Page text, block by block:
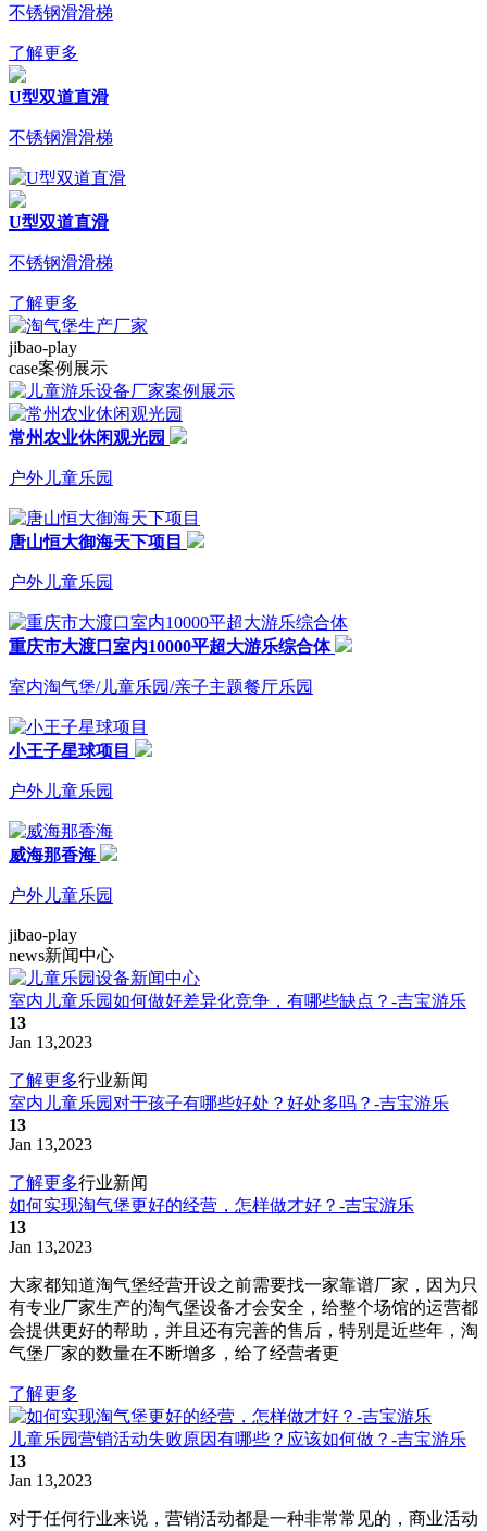
不锈钢滑滑梯
了解更多
U型双道直滑
不锈钢滑滑梯
U型双道直滑
不锈钢滑滑梯
了解更多
jibao-play
case案例展示
常州农业休闲观光园
户外儿童乐园
唐山恒大御海天下项目
户外儿童乐园
重庆市大渡口室内10000平超大游乐综合体
室内淘气堡/儿童乐园/亲子主题餐厅乐园
小王子星球项目
户外儿童乐园
威海那香海
户外儿童乐园
jibao-play
news新闻中心
室内儿童乐园如何做好差异化竞争，有哪些缺点？-吉宝游乐
13
Jan 13,2023
了解更多行业新闻
室内儿童乐园对于孩子有哪些好处？好处多吗？-吉宝游乐
13
Jan 13,2023
了解更多行业新闻
如何实现淘气堡更好的经营，怎样做才好？-吉宝游乐
13
Jan 13,2023
大家都知道淘气堡经营开设之前需要找一家靠谱厂家，因为只
有专业厂家生产的淘气堡设备才会安全，给整个场馆的运营都
会提供更好的帮助，并且还有完善的售后，特别是近些年，淘
气堡厂家的数量在不断增多，给了经营者更
了解更多
儿童乐园营销活动失败原因有哪些？应该如何做？-吉宝游乐
13
Jan 13,2023
对于任何行业来说，营销活动都是一种非常常见的，商业活动